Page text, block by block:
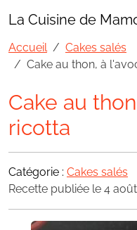
La Cuisine de
Accueil
Cakes salés
Cake au thon, à
Cake au
ricotta
Catégorie : Cakes salés
Recette publiée le 4